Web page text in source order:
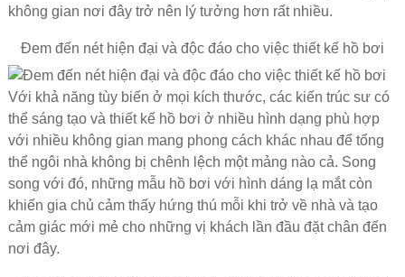
không gian nơi đây trở nên lý tưởng hơn rất nhiều.
Đem đến nét hiện đại và độc đáo cho việc thiết kế hồ bơi
Với khả năng tùy biến ở mọi kích thước, các kiến trúc sư có
thể sáng tạo và thiết kế hồ bơi ở nhiều hình dạng phù hợp
với nhiều không gian mang phong cách khác nhau để tổng
thể ngôi nhà không bị chênh lệch một mảng nào cả. Song
song với đó, những mẫu hồ bơi với hình dáng lạ mắt còn
khiến gia chủ cảm thấy hứng thú mỗi khi trở về nhà và tạo
cảm giác mới mẻ cho những vị khách lần đầu đặt chân đến
nơi đây.